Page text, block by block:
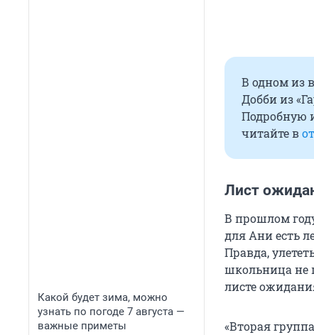
Какой будет зима, можно
узнать по погоде 7 августа —
важные приметы
В одном из
Добби из
Подробную
читайте в
Лист
В прошлом
для Ани есть
Правда,
школьница не
листе
«Вторая